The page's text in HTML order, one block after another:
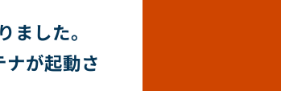
した。
が起動さ